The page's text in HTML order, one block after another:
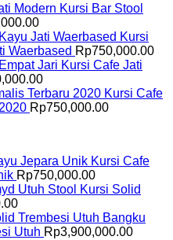
Kursi Bar Stool
Kursi
Waerbased Rp750,000.00
Kursi Cafe Jati
Kursi Cafe
Rp750,000.00
Kursi Cafe
Rp750,000.00
Stool Kursi Solid
Bangku
Utuh Rp3,900,000.00